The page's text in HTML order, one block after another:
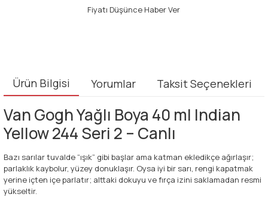
Fiyatı Düşünce Haber Ver
Ürün Bilgisi Yorumlar Taksit Seçenekleri
Van Gogh Yağlı Boya 40 ml Indian
Yellow 244 Seri 2 – Canlı
Bazı sarılar tuvalde “ışık” gibi başlar ama katman ekledikçe ağırlaşır;
parlaklık kaybolur, yüzey donuklaşır. Oysa iyi bir sarı, rengi kapatmak
yerine içten içe parlatır; alttaki dokuyu ve fırça izini saklamadan resmi
yükseltir.